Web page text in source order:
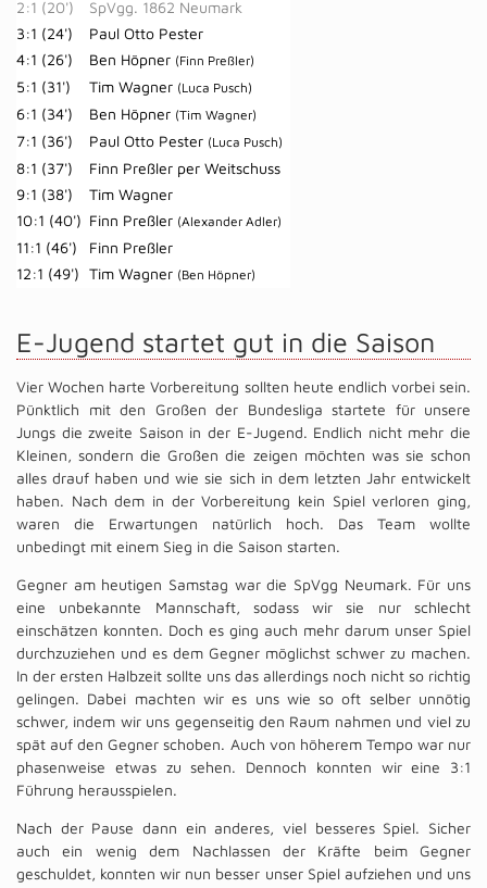
2:1 (20')
SpVgg. 1862 Neumark
3:1 (24')
Paul Otto Pester
4:1 (26')
Ben Höpner (Finn Preßler)
5:1 (31') Tim Wagner (Luca Pusch)
6:1 (34') Ben Höpner (Tim Wagner)
7:1 (36') Paul Otto Pester (Luca Pusch)
8:1 (37')
Finn Preßler per Weitschuss
9:1 (38')
Tim Wagner
10:1 (40') Finn Preßler (Alexander Adler)
11:1 (46')
Finn Preßler
12:1 (49') Tim Wagner (Ben Höpner)
E-Jugend startet gut in die Saison
Vier Wochen harte Vorbereitung sollten heute endlich vorbei sein.
Pünktlich mit den Großen der Bundesliga startete für unsere
Jungs die zweite Saison in der E-Jugend. Endlich nicht mehr die
Kleinen, sondern die Großen die zeigen möchten was sie schon
alles drauf haben und wie sie sich in dem letzten Jahr entwickelt
haben. Nach dem in der Vorbereitung kein Spiel verloren ging,
waren die Erwartungen natürlich hoch. Das Team wollte
unbedingt mit einem Sieg in die Saison starten.
Gegner am heutigen Samstag war die SpVgg Neumark. Für uns
eine unbekannte Mannschaft, sodass wir sie nur schlecht
einschätzen konnten. Doch es ging auch mehr darum unser Spiel
durchzuziehen und es dem Gegner möglichst schwer zu machen.
In der ersten Halbzeit sollte uns das allerdings noch nicht so richtig
gelingen. Dabei machten wir es uns wie so oft selber unnötig
schwer, indem wir uns gegenseitig den Raum nahmen und viel zu
spät auf den Gegner schoben. Auch von höherem Tempo war nur
phasenweise etwas zu sehen. Dennoch konnten wir eine 3:1
Führung herausspielen.
Nach der Pause dann ein anderes, viel besseres Spiel. Sicher
auch ein wenig dem Nachlassen der Kräfte beim Gegner
geschuldet, konnten wir nun besser unser Spiel aufziehen und uns